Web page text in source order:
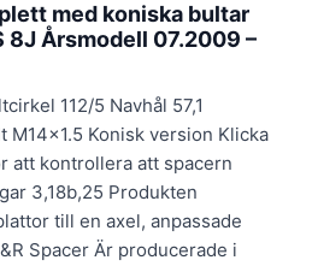
med koniska bultar
8J Årsmodell 07.2009 –
112/5 Navhål 57,1
M14x1.5 Konisk version Klicka
att kontrollera att spacern
3,18b,25 Produkten
till en axel, anpassade
Spacer Är producerade i